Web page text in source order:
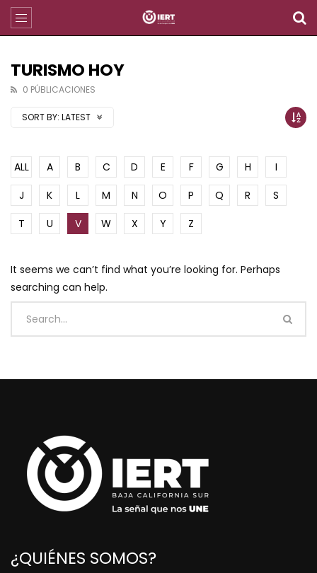
TURISMO HOY
0 PÚBLICACIONES
SORT BY: LATEST
ALL A B C D E F G H
I
J
K L M N O P Q R
S
T
U V W X Y Z
It seems we can’t find what you’re looking for. Perhaps
searching can help.
¿QUIÉNES SOMOS?